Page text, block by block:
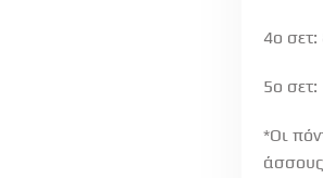
4ο
5ο
*Οι